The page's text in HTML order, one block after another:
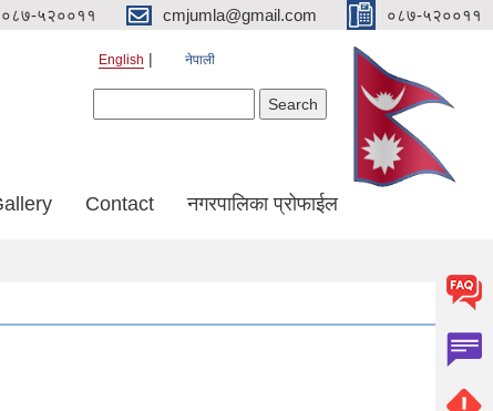
०८७-५२००११ cmjumla@gmail.com ०८७-५२००११
English नेपाली
Contact नगरपालिका प्रोफाईल